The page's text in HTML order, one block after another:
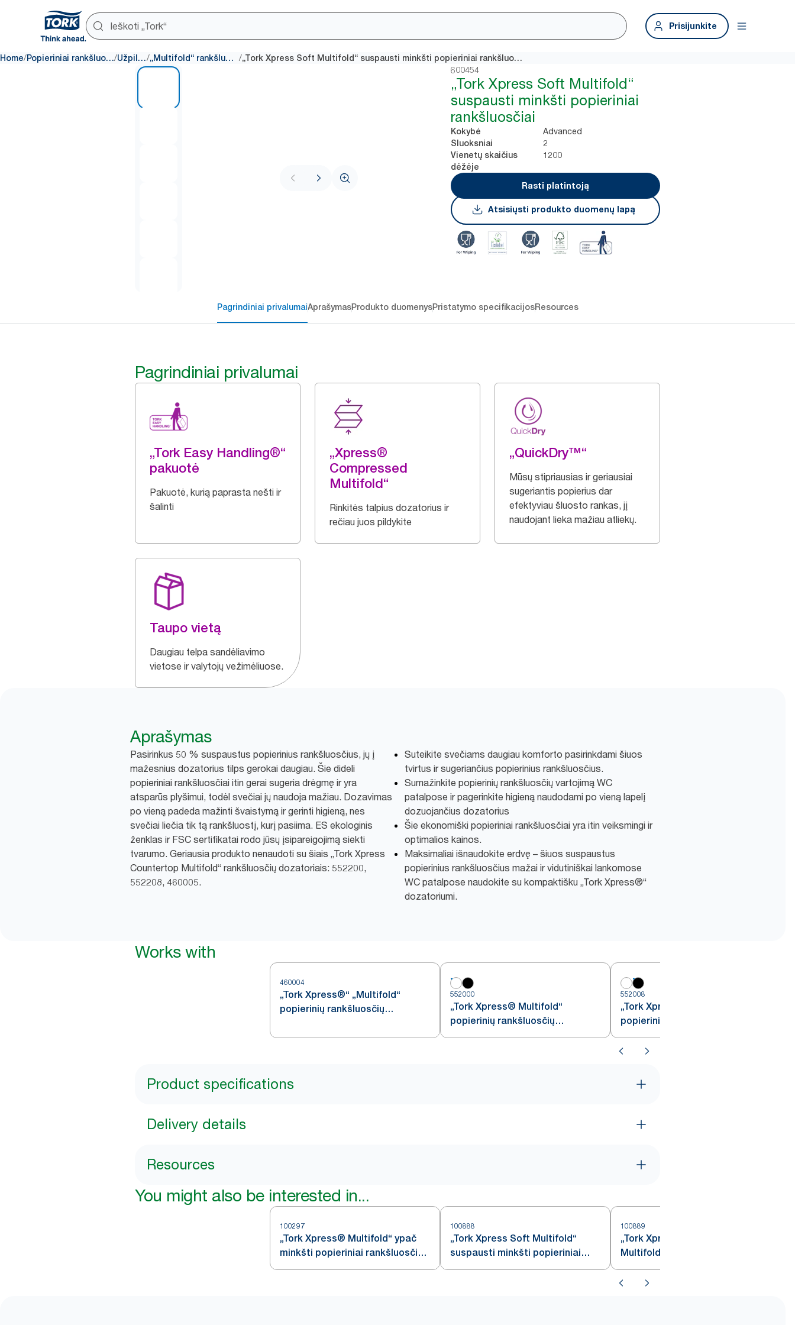
Prisijunkite
Home/ Popieriniai rankšluosčiai/ Užpildai/ „Multifold“ rankšluosčiai / „Tork Xpress Soft Multifold“ suspausti minkšti popieriniai rankšluosčiai
600454
„Tork Xpress Soft Multifold“
suspausti minkšti popieriniai
rankšluosčiai
Kokybė Advanced
Sluoksniai 2
Vienetų skaičius
dėžėje
1200
Rasti platintoją
Atsisiųsti produkto duomenų lapą
Pagrindiniai privalumaiAprašymasProdukto duomenysPristatymo specifikacijosResources
Pagrindiniai privalumai
„Tork Easy Handling®“
pakuotė
Pakuotė, kurią paprasta nešti ir
šalinti
„Xpress®
Compressed
Multifold“
Rinkitės talpius dozatorius ir
rečiau juos pildykite
„QuickDry™“
Mūsų stipriausias ir geriausiai
sugeriantis popierius dar
efektyviau šluosto rankas, jį
naudojant lieka mažiau atliekų.
Taupo vietą
Daugiau telpa sandėliavimo
vietose ir valytojų vežimėliuose.
Aprašymas
Pasirinkus 50 % suspaustus popierinius rankšluosčius, jų į
mažesnius dozatorius tilps gerokai daugiau. Šie dideli
popieriniai rankšluosčiai itin gerai sugeria drėgmę ir yra
atsparūs plyšimui, todėl svečiai jų naudoja mažiau. Dozavimas
po vieną padeda mažinti švaistymą ir gerinti higieną, nes
svečiai liečia tik tą rankšluostį, kurį pasiima. ES ekologinis
ženklas ir FSC sertifikatai rodo jūsų įsipareigojimą siekti
tvarumo. Geriausia produkto nenaudoti su šiais „Tork Xpress
Countertop Multifold“ rankšluosčių dozatoriais: 552200,
552208, 460005.
Suteikite svečiams daugiau komforto pasirinkdami šiuos
tvirtus ir sugeriančius popierinius rankšluosčius.
Sumažinkite popierinių rankšluosčių vartojimą WC
patalpose ir pagerinkite higieną naudodami po vieną lapelį
dozuojančius dozatorius
Šie ekonomiški popieriniai rankšluosčiai yra itin veiksmingi ir
optimalios kainos.
Maksimaliai išnaudokite erdvę – šiuos suspaustus
popierinius rankšluosčius mažai ir vidutiniškai lankomose
WC patalpose naudokite su kompaktišku „Tork Xpress®“
dozatoriumi.
Works with
460004
„Tork Xpress®“ „Multifold“
popierinių rankšluosčių
plieno, H2
552000
„Tork Xpress® Multifold“
popierinių rankšluosčių
dozatorius, baltas, H2
552008
„Tork Xpress® Multifold“
popierinių rankšluosčių
dozatorius, juodas, H2
Product specifications
Delivery details
Resources
You might also be interested in...
100297
„Tork Xpress® Multifold“ ypač
minkšti popieriniai rankšluosčiai,
balti, H2
100888
„Tork Xpress Soft Multifold“
suspausti minkšti popieriniai
rankšluosčiai
100889
„Tork Xpress® Compressed Soft
Multifold“ popieriniai
rankšluosčiai, baltos spalvos, H2